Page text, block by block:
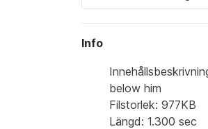
Info
below him
Filstorlek: 977KB
Längd: 1.300 sec